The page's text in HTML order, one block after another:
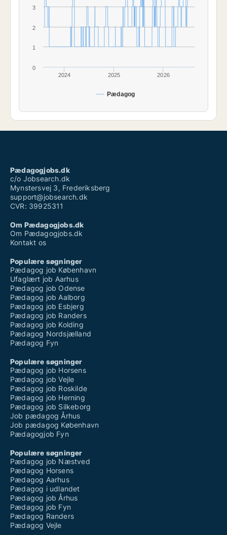
Pædagog
2024 2025 2026
0
1
2
3
Pædagogjobs.dk
c/o Jobsearch.dk
Mynstersvej 3, Frederiksberg
support@jobsearch.dk
CVR: 39925311
Om Pædagogjobs.dk
Om Pædagogjobs.dk
Kontakt os
Populære søgninger
Pædagog job København
Ufaglært job Aarhus
Pædagog job Odense
Pædagog job Aalborg
Pædagog job Esbjerg
Pædagog job Randers
Pædagog job Kolding
Pædagog Nordsjælland
Pædagog Fyn
Populære søgninger
Pædagog job Horsens
Pædagog job Vejle
Pædagog job Roskilde
Pædagog job Herning
Pædagog job Silkeborg
Job pædagog Århus
Job pædagog København
Pædagogjob Fyn
Populære søgninger
Pædagog job Næstved
Pædagog Horsens
Pædagog Aarhus
Pædagog i udlandet
Pædagog job Århus
Pædagog job Fyn
Pædagog Randers
Pædagog Vejle